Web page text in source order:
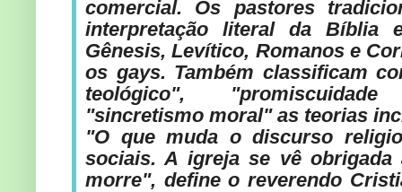
comercial. Os pastores
interpretação literal da Bíblia
Gênesis, Levítico, Romanos e
os gays. Também classificam
teológico",
"sincretismo moral" as teorias
"O que muda o discurso
sociais. A igreja se vê
morre", define o reverendo